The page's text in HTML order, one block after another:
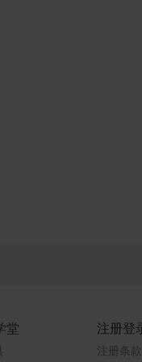
堂 注册登
注册条款